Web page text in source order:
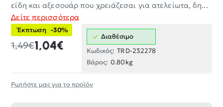
είδη και αξεσουάρ που χρειάζεσαι για ατελείωτα, δη...
Δείτε περισσότερα
Έκπτωση -30%
1,04€
1,49€
Διαθέσιμο
Κωδικός: TRD-232278
Βάρος: 0.80kg
Ρωτήστε μας για το προϊόν